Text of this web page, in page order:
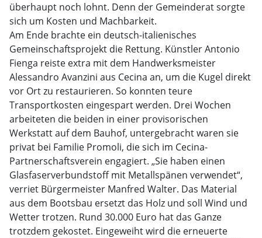
überhaupt noch lohnt. Denn der Gemeinderat sorgte
sich um Kosten und Machbarkeit.
Am Ende brachte ein deutsch-italienisches
Gemeinschaftsprojekt die Rettung. Künstler Antonio
Fienga reiste extra mit dem Handwerksmeister
Alessandro Avanzini aus Cecina an, um die Kugel direkt
vor Ort zu restaurieren. So konnten teure
Transportkosten eingespart werden. Drei Wochen
arbeiteten die beiden in einer provisorischen
Werkstatt auf dem Bauhof, untergebracht waren sie
privat bei Familie Promoli, die sich im Cecina-
Partnerschaftsverein engagiert. „Sie haben einen
Glasfaserverbundstoff mit Metallspänen verwendet“,
verriet Bürgermeister Manfred Walter. Das Material
aus dem Bootsbau ersetzt das Holz und soll Wind und
Wetter trotzen. Rund 30.000 Euro hat das Ganze
trotzdem gekostet. Eingeweiht wird die erneuerte